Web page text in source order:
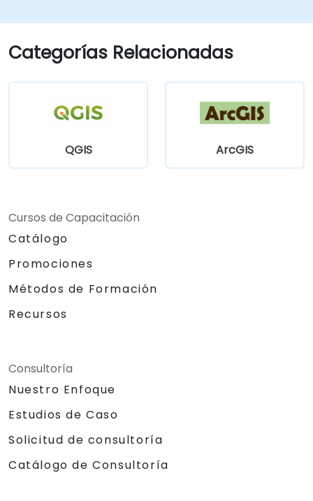
en Windows, Mac, Linux y BSD.
funcionalidad SIG específica.
Categorías Relacionadas
QGIS ArcGIS
Cursos de Capacitación
Catálogo
Promociones
Métodos de Formación
Recursos
Consultoría
Nuestro Enfoque
Estudios de Caso
Solicitud de consultoría
Catálogo de Consultoría